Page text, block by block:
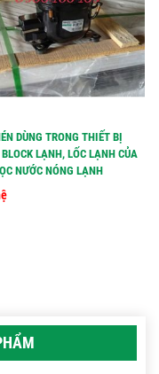
DÙNG TRONG THIẾT BỊ
LẠNH, LỐC LẠNH CỦA
NƯỚC NÓNG LẠNH